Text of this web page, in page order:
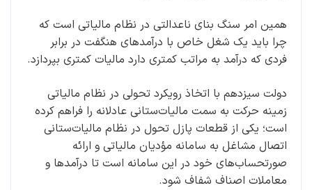
همین امر سنگ بنای ناعدالتی در نظام مالیاتی است که
چرا باید یک شغل خاص با درآمدهای هنگفت در برابر
فردی که درآمد به مراتب کمتری دارد مالیات کمتری بپردازد.
دولت سیزدهم با اتخاذ رویکرد تحولی در نظام مالیاتی
زمینه حرکت به سمت مالیات‌ستانی عادلانه را فراهم کرده
است؛ یکی از قطعات پازل تحول در نظام مالیات‌ستانی
اتصال مشاغل به سامانه مؤدیان مالیاتی و ارائه
صورتحساب‌های خود در این سامانه است تا درآمدها و
معاملات اصناف شفاف شود.